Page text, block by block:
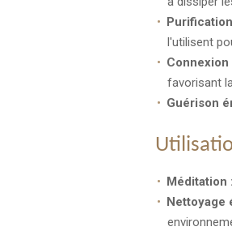
l'utilisent
favorisant
Guérison
Méditation :
Nettoyage